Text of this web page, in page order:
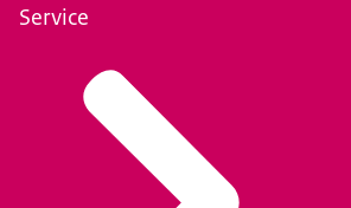
Service